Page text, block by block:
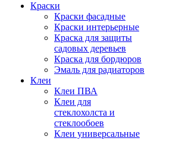
Краски
Краски фасадные
Краски интерьерные
Краска для защиты
садовых деревьев
⁠Краска для бордюров
Эмаль для радиаторов
Клеи
Клеи ПВА
Клеи для
стеклохолста и
стеклообоев
Клеи универсальные